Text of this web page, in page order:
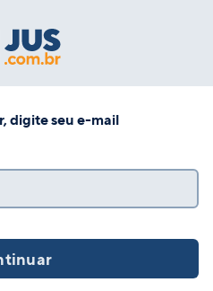
digite seu e-mail